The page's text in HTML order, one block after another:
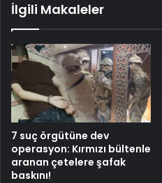
İlgili Makaleler
7 suç örgütüne dev
operasyon: Kırmızı bültenle
aranan çetelere şafak
baskını!